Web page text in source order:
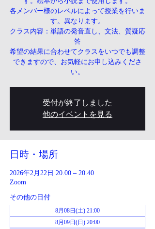
各メンバー様のレベルによって授業を行いま
す。異なります。
クラス内容：単語の発音直し、文法、質疑応
答
希望の結果に合わせてクラスをいつでも調整
できますので、お気軽にお申し込みくださ
い。
受付が終了しました
他のイベントを見る
日時・場所
2026年2月22日 20:00 – 20:40
Zoom
その他の日付
8月08日(土) 21:00
8月09日(日) 20:00